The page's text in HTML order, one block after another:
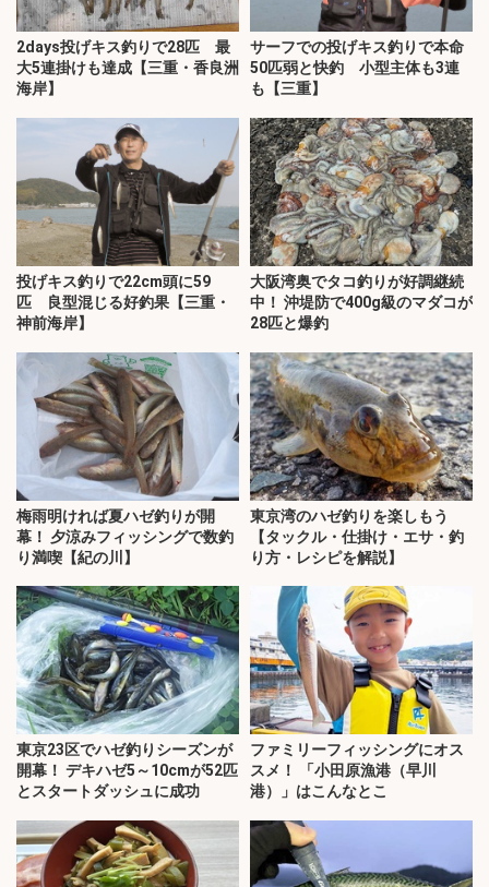
2days投げキス釣りで28匹 最
大5連掛けも達成【三重・香良洲
海岸】
サーフでの投げキス釣りで本命
50匹弱と快釣 小型主体も3連
も【三重】
投げキス釣りで22cm頭に59
匹 良型混じる好釣果【三重・
神前海岸】
大阪湾奥でタコ釣りが好調継続
中！ 沖堤防で400g級のマダコが
28匹と爆釣
梅雨明ければ夏ハゼ釣りが開
幕！ 夕涼みフィッシングで数釣
り満喫【紀の川】
東京湾のハゼ釣りを楽しもう
【タックル・仕掛け・エサ・釣
り方・レシピを解説】
東京23区でハゼ釣りシーズンが
開幕！ デキハゼ5～10cmが52匹
とスタートダッシュに成功
ファミリーフィッシングにオス
スメ！ 「小田原漁港（早川
港）」はこんなとこ